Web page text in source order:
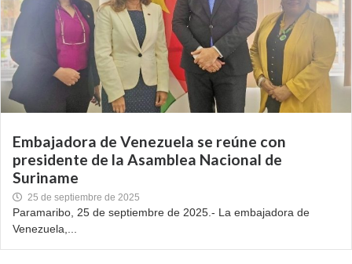
Embajadora de Venezuela se reúne con
presidente de la Asamblea Nacional de
Suriname
25 de septiembre de 2025
Paramaribo, 25 de septiembre de 2025.- La embajadora de
Venezuela,...